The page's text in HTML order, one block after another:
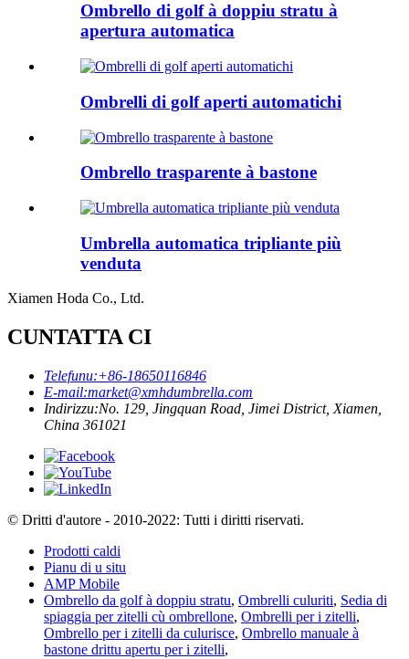
Ombrello di golf à doppiu stratu à
apertura automatica
Ombrelli di golf aperti automatichi
Ombrello trasparente à bastone
Umbrella automatica tripliante più
venduta
Xiamen Hoda Co., Ltd.
CUNTATTA CI
Telefunu:+86-18650116846
E-mail:market@xmhdumbrella.com
Indirizzu:No. 129, Jingquan Road, Jimei District, Xiamen,
China 361021
© Dritti d'autore - 2010-2022: Tutti i diritti riservati.
Prodotti caldi
Pianu di u situ
AMP Mobile
Ombrello da golf à doppiu stratu, Ombrelli culuriti, Sedia di
spiaggia per zitelli cù ombrellone, Ombrelli per i zitelli,
Ombrello per i zitelli da culurisce, Ombrello manuale à
bastone drittu apertu per i zitelli,